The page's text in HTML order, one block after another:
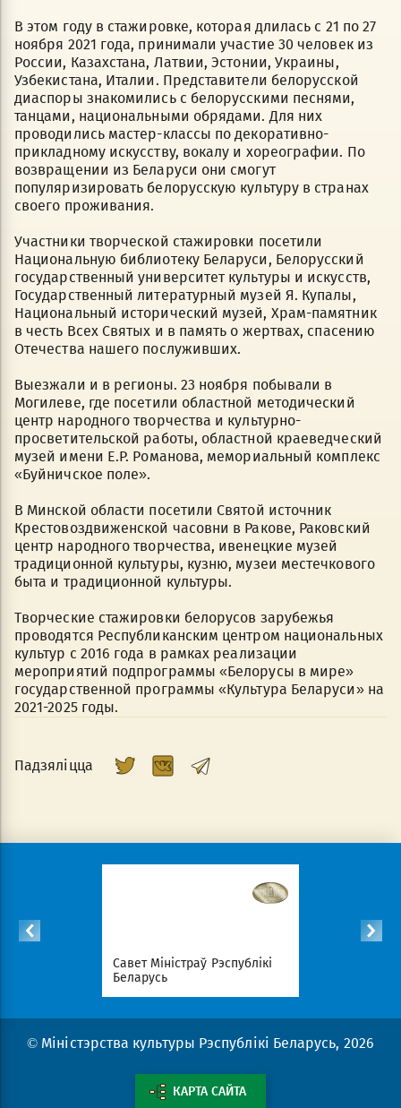
В этом году в стажировке, которая длилась с 21 по 27
ноября 2021 года, принимали участие 30 человек из
России, Казахстана, Латвии, Эстонии, Украины,
Узбекистана, Италии. Представители белорусской
диаспоры знакомились с белорусскими песнями,
танцами, национальными обрядами. Для них
проводились мастер-классы по декоративно-
прикладному искусству, вокалу и хореографии. По
возвращении из Беларуси они смогут
популяризировать белорусскую культуру в странах
своего проживания.
Участники творческой стажировки посетили
Национальную библиотеку Беларуси, Белорусский
государственный университет культуры и искусств,
Государственный литературный музей Я. Купалы,
Национальный исторический музей, Храм-памятник
в честь Всех Святых и в память о жертвах, спасению
Отечества нашего послуживших.
Выезжали и в регионы. 23 ноября побывали в
Могилеве, где посетили областной методический
центр народного творчества и культурно-
просветительской работы, областной краеведческий
музей имени Е.Р. Романова, мемориальный комплекс
«Буйничское поле».
В Минской области посетили Святой источник
Крестовоздвиженской часовни в Ракове, Раковский
центр народного творчества, ивенецкие музей
традиционной культуры, кузню, музеи местечкового
быта и традиционной культуры.
Творческие стажировки белорусов зарубежья
проводятся Республиканским центром национальных
культур с 2016 года в рамках реализации
мероприятий подпрограммы «Белорусы в мире»
государственной программы «Культура Беларуси» на
2021-2025 годы.
Падзяліцца
Савет Міністраў Рэспублікі
Беларусь
© Міністэрства культуры Рэспублікі Беларусь, 2026
КАРТА САЙТА